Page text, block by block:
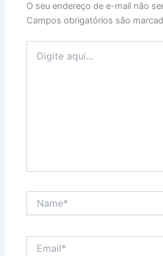
O seu endereço de e-mail não
Campos obrigatórios são
aqui...